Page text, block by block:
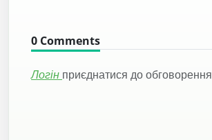
0 Comments
Логін приєднатися до обговорення